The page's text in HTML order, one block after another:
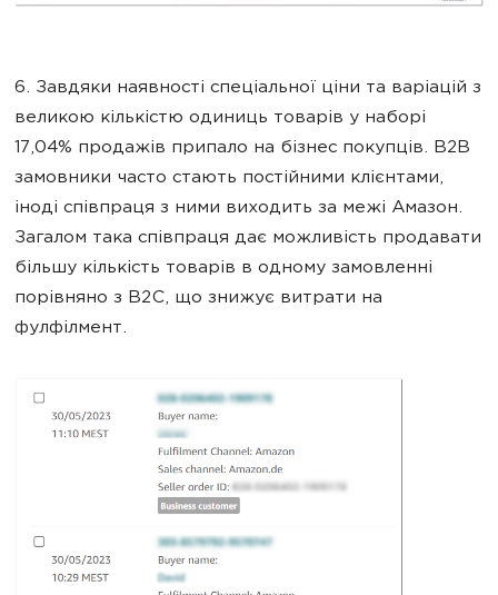
6. Завдяки наявності спеціальної ціни та варіацій з
великою кількістю одиниць товарів у наборі
17,04% продажів припало на бізнес покупців. B2B
замовники часто стають постійними клієнтами,
іноді співпраця з ними виходить за межі Амазон.
Загалом така співпраця дає можливість продавати
більшу кількість товарів в одному замовленні
порівняно з B2C, що знижує витрати на
фулфілмент.